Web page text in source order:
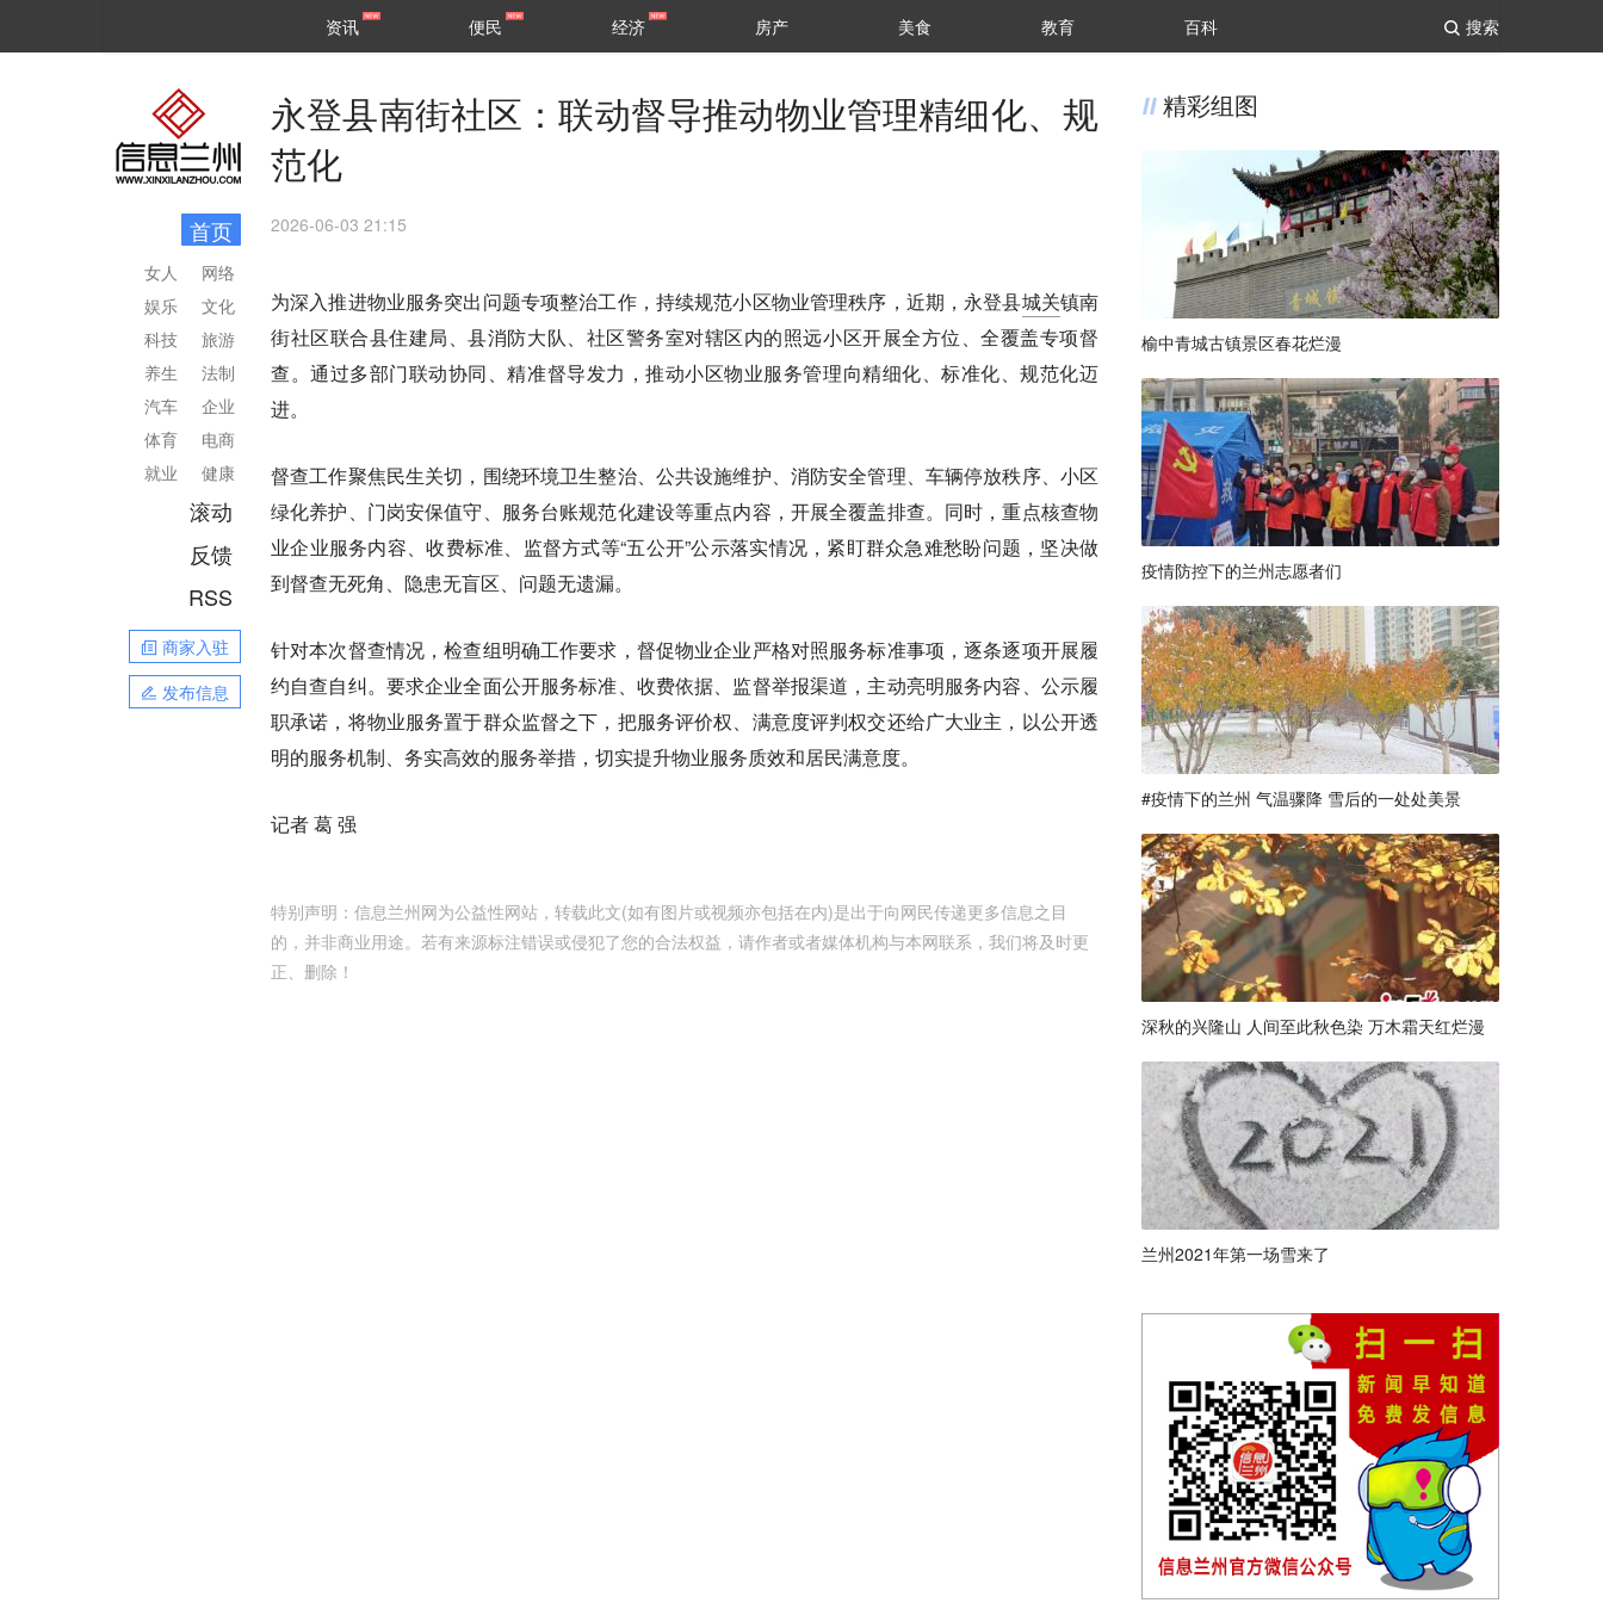
搜索
区县
资讯 便民 经济 房产 美食 教育 百科
首页
网络
文化
旅游
法制
企业
电商
健康
女人
娱乐
科技
养生
汽车
体育
就业
滚动
反馈
RSS
商家入驻
发布信息
永登县南街社区：联动督导推动物业管理精细化、规
范化
2026-06-03 21:15
为深入推进物业服务突出问题专项整治工作，持续规范小区物业管理秩序，近期，永登县城关镇南
街社区联合县住建局、县消防大队、社区警务室对辖区内的照远小区开展全方位、全覆盖专项督
查。通过多部门联动协同、精准督导发力，推动小区物业服务管理向精细化、标准化、规范化迈
进。
督查工作聚焦民生关切，围绕环境卫生整治、公共设施维护、消防安全管理、车辆停放秩序、小区
绿化养护、门岗安保值守、服务台账规范化建设等重点内容，开展全覆盖排查。同时，重点核查物
业企业服务内容、收费标准、监督方式等“五公开”公示落实情况，紧盯群众急难愁盼问题，坚决做
到督查无死角、隐患无盲区、问题无遗漏。
针对本次督查情况，检查组明确工作要求，督促物业企业严格对照服务标准事项，逐条逐项开展履
约自查自纠。要求企业全面公开服务标准、收费依据、监督举报渠道，主动亮明服务内容、公示履
职承诺，将物业服务置于群众监督之下，把服务评价权、满意度评判权交还给广大业主，以公开透
明的服务机制、务实高效的服务举措，切实提升物业服务质效和居民满意度。
记者 葛 强
特别声明：信息兰州网为公益性网站，转载此文(如有图片或视频亦包括在内)是出于向网民传递更多信息之目
的，并非商业用途。若有来源标注错误或侵犯了您的合法权益，请作者或者媒体机构与本网联系，我们将及时更
正、删除！
精彩组图
榆中青城古镇景区春花烂漫
疫情防控下的兰州志愿者们
#疫情下的兰州 气温骤降 雪后的一处处美景
深秋的兴隆山 人间至此秋色染 万木霜天红烂漫
兰州2021年第一场雪来了